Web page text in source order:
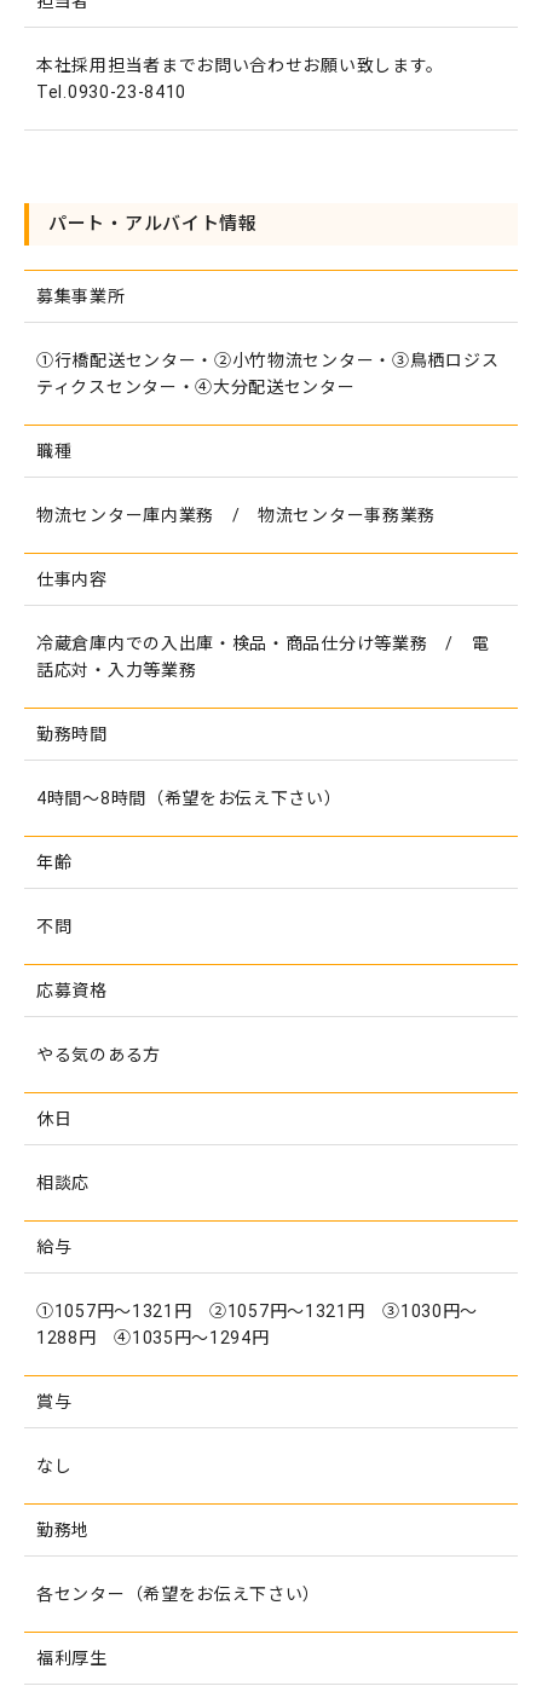
本社採用担当者までお問い合わせお願い致します。
Tel.0930-23-8410
パート・アルバイト情報
募集事業所
①行橋配送センター・②小竹物流センター・③鳥栖ロジス
ティクスセンター・④大分配送センター
職種
物流センター庫内業務 / 物流センター事務業務
仕事内容
冷蔵倉庫内での入出庫・検品・商品仕分け等業務 / 電
話応対・入力等業務
勤務時間
4時間〜8時間（希望をお伝え下さい）
年齢
不問
応募資格
やる気のある方
休日
相談応
給与
①1057円～1321円 ②1057円～1321円 ③1030円～
1288円 ④1035円～1294円
賞与
なし
勤務地
各センター（希望をお伝え下さい）
福利厚生